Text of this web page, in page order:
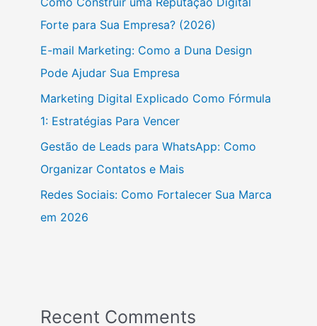
Forte para Sua Empresa? (2026)
E-mail Marketing: Como a Duna Design
Pode Ajudar Sua Empresa
Marketing Digital Explicado Como Fórmula
1: Estratégias Para Vencer
Gestão de Leads para WhatsApp: Como
Organizar Contatos e Mais
Redes Sociais: Como Fortalecer Sua Marca
em 2026
Recent Comments